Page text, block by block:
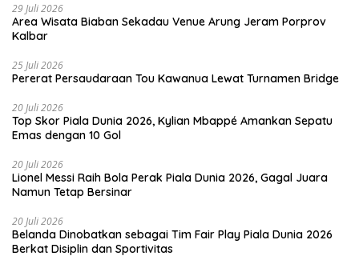
29 Juli 2026
Area Wisata Biaban Sekadau Venue Arung Jeram Porprov
Kalbar
25 Juli 2026
Pererat Persaudaraan Tou Kawanua Lewat Turnamen Bridge
20 Juli 2026
Top Skor Piala Dunia 2026, Kylian Mbappé Amankan Sepatu
Emas dengan 10 Gol
20 Juli 2026
Lionel Messi Raih Bola Perak Piala Dunia 2026, Gagal Juara
Namun Tetap Bersinar
20 Juli 2026
Belanda Dinobatkan sebagai Tim Fair Play Piala Dunia 2026
Berkat Disiplin dan Sportivitas